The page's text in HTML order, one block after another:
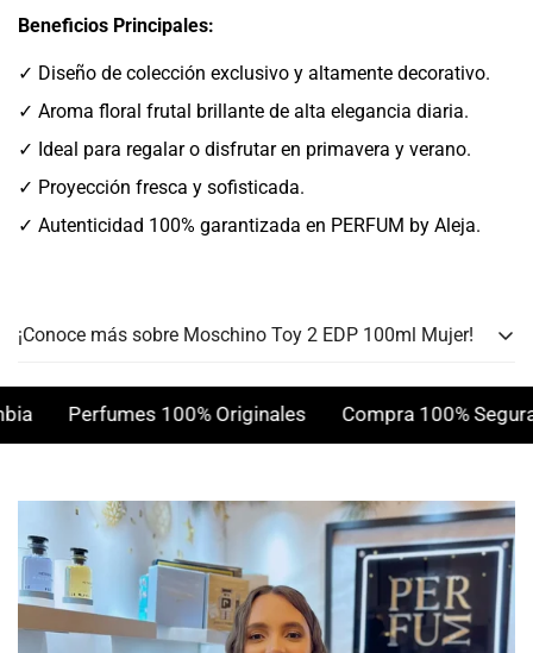
Beneficios Principales:
✓ Diseño de colección exclusivo y altamente decorativo.
✓ Aroma floral frutal brillante de alta elegancia diaria.
✓ Ideal para regalar o disfrutar en primavera y verano.
✓ Proyección fresca y sofisticada.
✓ Autenticidad 100% garantizada en PERFUM by Aleja.
¡Conoce más sobre Moschino Toy 2 EDP 100ml Mujer!
Género:
Mujer
Personalidad:Alegre, Radiante, Sofisticada
Clima:Primavera, Verano y Días cálidos
Notas Olfativas:Floral Frutal Almizclada
Presentación:100ml EDP Frasco Oso de Peluche
Notas de Salida:Manzana Granny Smith, Mandarina,
Perfumes 100% Originales Compra 100% Segura